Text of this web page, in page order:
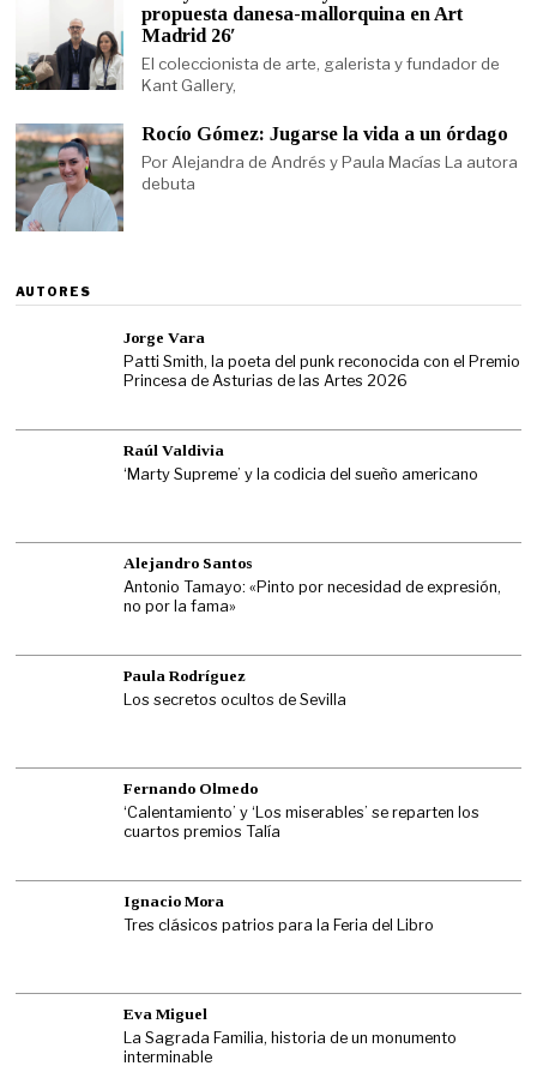
propuesta danesa-mallorquina en Art
Madrid 26′
El coleccionista de arte, galerista y fundador de
Kant Gallery,
Rocío Gómez: Jugarse la vida a un órdago
Por Alejandra de Andrés y Paula Macías La autora
debuta
AUTORES
Jorge Vara
Patti Smith, la poeta del punk reconocida con el Premio
Princesa de Asturias de las Artes 2026
Raúl Valdivia
‘Marty Supreme’ y la codicia del sueño americano
Alejandro Santos
Antonio Tamayo: «Pinto por necesidad de expresión,
no por la fama»
Paula Rodríguez
Los secretos ocultos de Sevilla
Fernando Olmedo
‘Calentamiento’ y ‘Los miserables’ se reparten los
cuartos premios Talía
Ignacio Mora
Tres clásicos patrios para la Feria del Libro
Eva Miguel
La Sagrada Familia, historia de un monumento
interminable